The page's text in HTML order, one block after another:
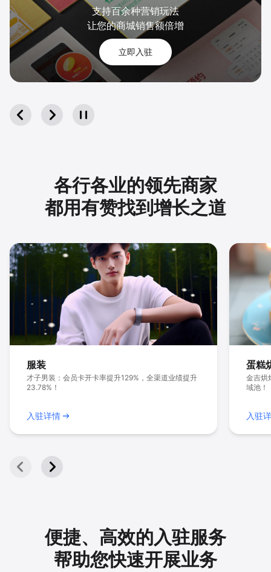
支持百余种营销玩法
让您的商城销售额倍增
立即入驻
各行各业的领先商家
都用有赞找到增长之道
服装
才子男装：会员卡开卡率提升129%，全渠道业绩提升
23.78%！
入驻详情
蛋糕
金吉烘
域池！
入驻
便捷、高效的入驻服务
帮助您快速开展业务